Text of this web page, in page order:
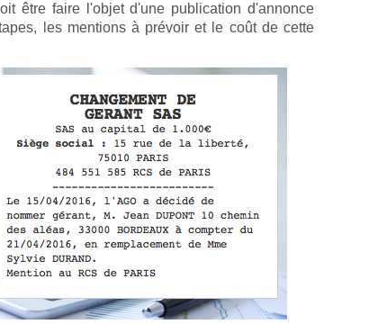
être faire l'objet d'une publication d'annonce
les mentions à prévoir et le coût de cette